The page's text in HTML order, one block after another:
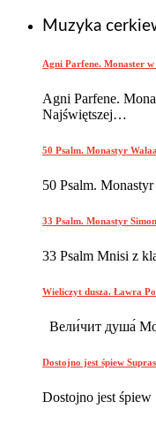
Muzyka
Agni Parfene. Monaster
Agni Parfene.
Najświętszej…
50 Psalm. Monastyr
50 Psalm.
33 Psalm. Monastyr
33 Psalm Mnisi z
Wieliczyt dusza. Ławra
Вели́чит душа́
Dostojno jest śpiew
Dostojno jest